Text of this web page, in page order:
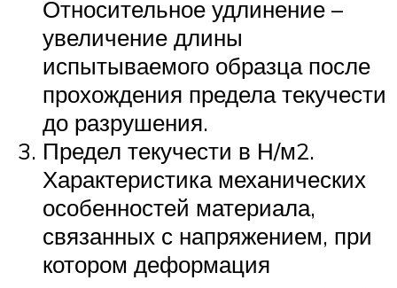
Относительное удлинение –
увеличение длины
испытываемого образца после
прохождения предела текучести
до разрушения.
Предел текучести в Н/м2.
Характеристика механических
особенностей материала,
связанных с напряжением, при
котором деформация